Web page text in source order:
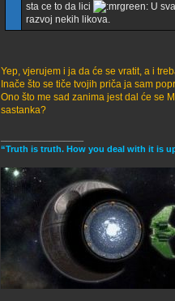
sta ce to da lici
U
razvoj nekih likova.
Yep, vjerujem i ja da će se vratit, a i
Inače što se tiče tvojih priča ja sam
Ono što me sad zanima jest dal će se
sastanka?
“Truth is truth. How you deal with it is